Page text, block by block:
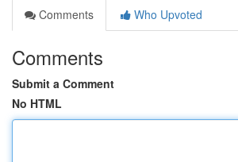
Comments
Who Upvoted
Comments
Submit a Comment
No HTML